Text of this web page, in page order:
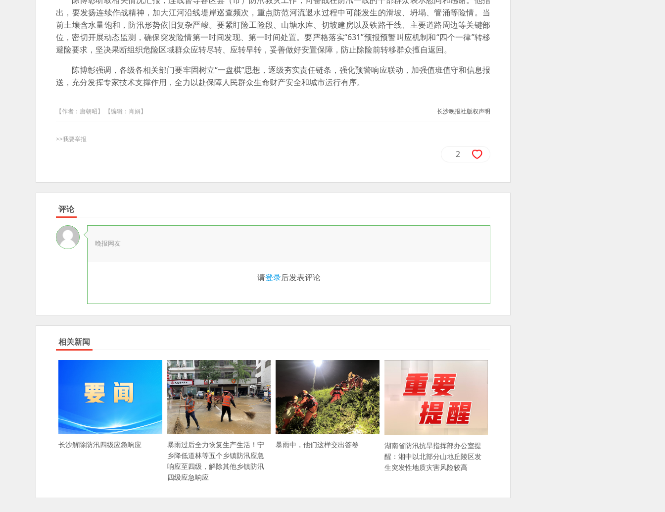
出，要发扬连续作战精神，加大江河沿线堤岸巡查频次，重点防范河流退水过程中可能发生的滑坡、坍塌、管涌等险情。当
前土壤含水量饱和，防汛形势依旧复杂严峻。要紧盯险工险段、山塘水库、切坡建房以及铁路干线、主要道路周边等关键部
位，密切开展动态监测，确保突发险情第一时间发现、第一时间处置。要严格落实“631”预报预警叫应机制和“四个一律”转移
避险要求，坚决果断组织危险区域群众应转尽转、应转早转，妥善做好安置保障，防止除险前转移群众擅自返回。
陈博彰强调，各级各相关部门要牢固树立“一盘棋”思想，逐级夯实责任链条，强化预警响应联动，加强值班值守和信息报
送，充分发挥专家技术支撑作用，全力以赴保障人民群众生命财产安全和城市运行有序。
【作者：唐朝昭】 【编辑：肖娟】 长沙晚报社版权声明
>>我要举报
2
评论
晚报网友
请登录后发表评论
相关新闻
长沙解除防汛四级应急响应
暴雨过后全力恢复生产生活！宁
乡降低道林等五个乡镇防汛应急
响应至四级，解除其他乡镇防汛
四级应急响应
暴雨中，他们这样交出答卷
湖南省防汛抗旱指挥部办公室提
醒：湘中以北部分山地丘陵区发
生突发性地质灾害风险较高